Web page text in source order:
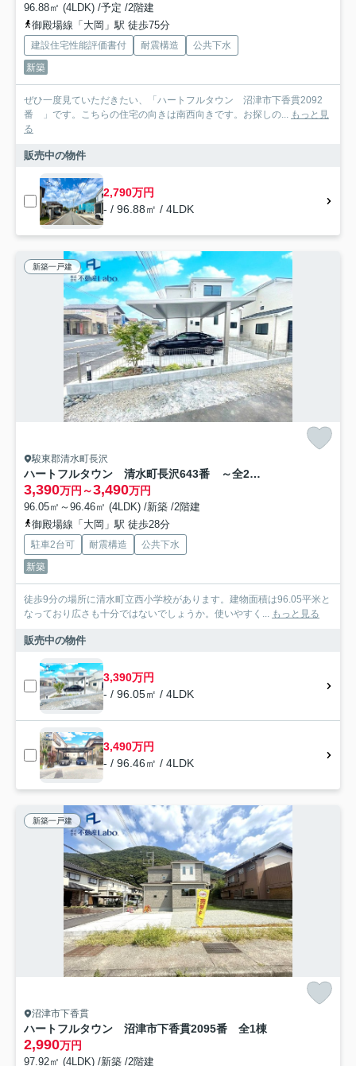
96.88㎡ (4LDK) /予定 /2階建
御殿場線「大岡」駅 徒歩75分
建設住宅性能評価書付 耐震構造
公共下水
新築
ぜひ一度見ていただきたい、「ハートフルタウン 沼津市下香貫2092
番 」です。こちらの住宅の向きは南西向きです。お探しの... もっと見
る
販売中の物件
2,790万円
- / 96.88㎡ / 4LDK
新築一戸建
駿東郡清水町長沢
ハートフルタウン 清水町長沢643番 ～全2棟～
3,390万円～3,490万円
96.05㎡～96.46㎡ (4LDK) /新築 /2階建
御殿場線「大岡」駅 徒歩28分
駐車2台可 耐震構造
公共下水
新築
徒歩9分の場所に清水町立西小学校があります。建物面積は96.05平米と
なっており広さも十分ではないでしょうか。使いやすく... もっと見る
販売中の物件
3,390万円
- / 96.05㎡ / 4LDK
3,490万円
- / 96.46㎡ / 4LDK
新築一戸建
沼津市下香貫
ハートフルタウン 沼津市下香貫2095番 全1棟
2,990万円
97.92㎡ (4LDK) /新築 /2階建